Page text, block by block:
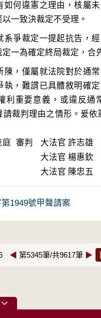
如何違憲之理由，核屬
系爭裁定一提起抗告，
陳，僅屬就法院對於通
執，難謂已具體敘明確
利重要意義，或違反通
裁判理由之情形。爰
庭 審判
大法官 許志雄
大法官 楊惠欽
大法官 陳忠五
1949號甲聲請案
◀ 第5345筆/共9617筆 ▶